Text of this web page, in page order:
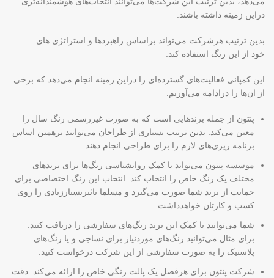
دراین زمینه داشته باشند.
بدین ترتیب هرشرکت می‌تواند براساس راهبردها و استراتژی های
خود از این رنگ استفاده کند.
این کمپانی فعالیت‌های گسترده‌ای را دراین زمینه انجام می‌دهد که برخی
از ان‌ها را درادامه می‌آوریم.
پنتون از جمله برندهایی است که به صورت غیررسمی رنگ سال را
معین می‌کند. بدین ترتیب بسیاری از طراحان می‌توانند برهمین اساس
برنامه ریزی‌های لازم را برای طراحی انجام دهند.
موسسه پنتون می‌تواند با کمک روانشناسی رنگ‌ها برای برندهای
مختلف یک رنگ خاص را انتخاب کند. انتخاب این رنگ اختصاصی برای
حمایت از برند شما صورت می‌گیرد و مسلما تاثیربسیارزیادی را روی
کسب و کارتان خواهدداشت.
شما می‌توانید با کمک این برند رنگ‌های سفارشی را دریافت کنید.
برای مثال می‌توانید رنگ‌های موردنیاز برای نساجی و یا رنگ‌های
پلاستیک را به صورت سفارشی از این شرکت درخواست کنید.
شرکت پنتون برای هرفصل یک پالت رنگی خاص را ارائه می‌کند. دقت